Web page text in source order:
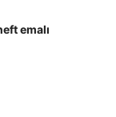
emalı